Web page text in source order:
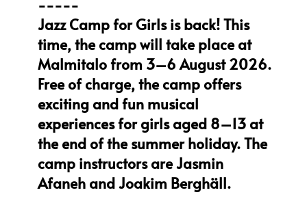
-----
Jazz Camp for Girls is back! This
time, the camp will take place at
Malmitalo from 3–6 August 2026.
Free of charge, the camp offers
exciting and fun musical
experiences for girls aged 8–13 at
the end of the summer holiday. The
camp instructors are Jasmin
Afaneh and Joakim Berghäll.